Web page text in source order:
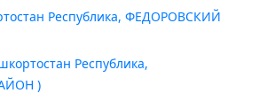
Республика, ФЕДОРОВСКИЙ
Республика,
)